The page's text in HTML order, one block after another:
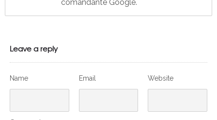
comandante Google.
Leave a reply
Name Email Website